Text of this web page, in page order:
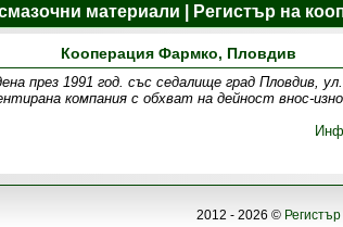
материали | Регистър на
Кооперация Фармко, Пловдив
през 1991 год. със седалище град Пловдив,
компания с обхват на дейност внос-
2012 - 2026 ©